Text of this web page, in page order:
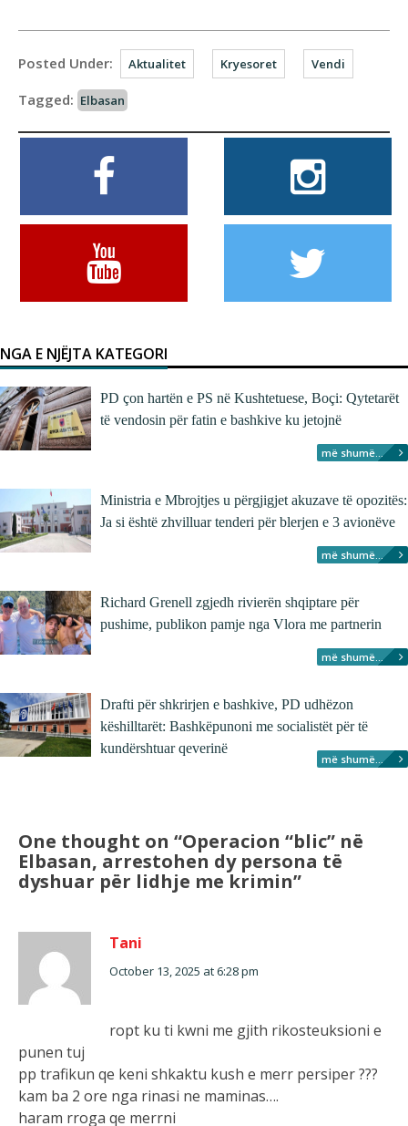
Posted Under: Aktualitet Kryesoret Vendi
Tagged: Elbasan
NGA E NJËJTA KATEGORI
PD çon hartën e PS në Kushtetuese, Boçi: Qytetarët
të vendosin për fatin e bashkive ku jetojnë
më shumë...
Ministria e Mbrojtjes u përgjigjet akuzave të opozitës:
Ja si është zhvilluar tenderi për blerjen e 3 avionëve
më shumë...
Richard Grenell zgjedh rivierën shqiptare për
pushime, publikon pamje nga Vlora me partnerin
më shumë...
Drafti për shkrirjen e bashkive, PD udhëzon
këshilltarët: Bashkëpunoni me socialistët për të
kundërshtuar qeverinë
më shumë...
One thought on “Operacion “blic” në
Elbasan, arrestohen dy persona të
dyshuar për lidhje me krimin”
Tani
October 13, 2025 at 6:28 pm
ropt ku ti kwni me gjith rikosteuksioni e
punen tuj
pp trafikun qe keni shkaktu kush e merr persiper ???
kam ba 2 ore nga rinasi ne maminas….
haram rroga qe merrni